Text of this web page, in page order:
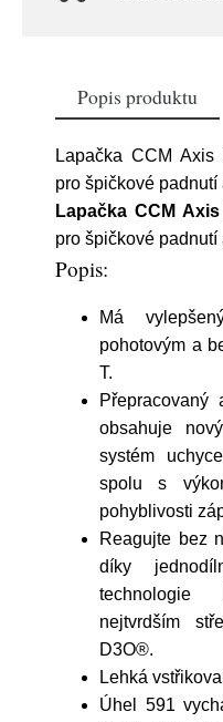
Popis produktu
Lapačka CCM
pro špičkové padnutí
Lapačka CCM
pro špičkové padnutí
Popis:
Má
pohotovým a
T.
Přepracovaný
obsahuje
systém
spolu s
pohyblivosti
Reagujte bez
díky
nejtvrdším
D3O®.
Lehká
Úhel 591